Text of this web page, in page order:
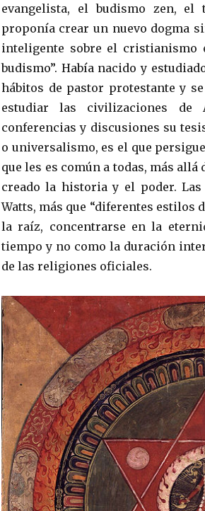
evangelista, el budismo zen,
proponía crear un nuevo dogma
inteligente sobre el cristianismo
budismo”. Había nacido y
hábitos de pastor protestante y
estudiar las civilizaciones
conferencias y discusiones su
o universalismo, es el que
que les es común a todas, más
creado la historia y el poder.
Watts, más que “diferentes estilos
la raíz, concentrarse en la
tiempo y no como la duración
de las religiones oficiales.